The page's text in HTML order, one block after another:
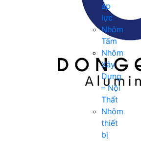
áp
lực
Nhôm
Tấm
Nhôm
Xây
Dựng
– Nội
Thất
Nhôm
thiết
bị